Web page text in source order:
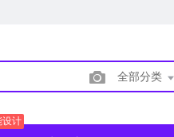
全部分类
设计